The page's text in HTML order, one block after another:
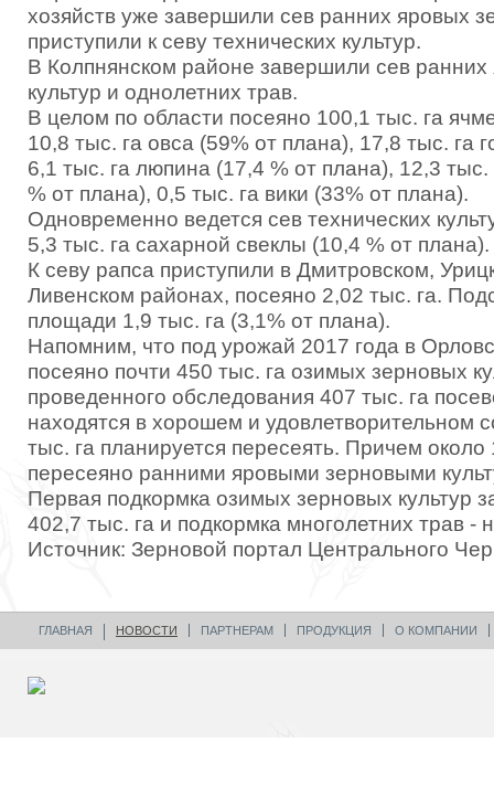
хозяйств уже завершили сев ранних яровых
приступили к севу технических культур.
В Колпнянском районе завершили сев
культур и однолетних трав.
В целом по области посеяно 100,1 тыс. га
10,8 тыс. га овса (59% от плана), 17,8 тыс. га
6,1 тыс. га люпина (17,4 % от плана), 12,3
% от плана), 0,5 тыс. га вики (33% от плана).
Одновременно ведется сев технических
5,3 тыс. га сахарной свеклы (10,4 % от плана).
К севу рапса приступили в Дмитровском,
Ливенском районах, посеяно 2,02 тыс. га.
площади 1,9 тыс. га (3,1% от плана).
Напомним, что под урожай 2017 года в
посеяно почти 450 тыс. га озимых зерновых
проведенного обследования 407 тыс. га
находятся в хорошем и удовлетворительном
тыс. га планируется пересеять. Причем около
пересеяно ранними яровыми зерновыми
Первая подкормка озимых зерновых культур
402,7 тыс. га и подкормка многолетних трав -
Источник: Зерновой портал Центрального
ГЛАВНАЯ НОВОСТИ ПАРТНЕРАМ ПРОДУКЦИЯ О КОМПАНИИ